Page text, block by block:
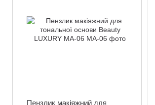
Пензлик макіяжний для